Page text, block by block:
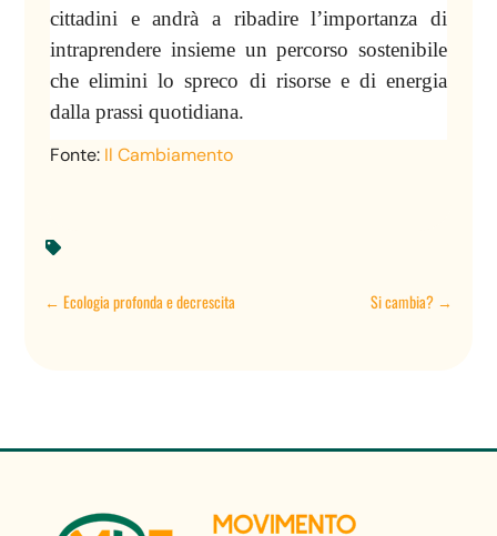
cittadini e andrà a ribadire l’importanza di
intraprendere insieme un percorso sostenibile
che elimini lo spreco di risorse e di energia
dalla prassi quotidiana.
Fonte: Il Cambiamento

←Ecologia profonda e decrescita Si cambia?→